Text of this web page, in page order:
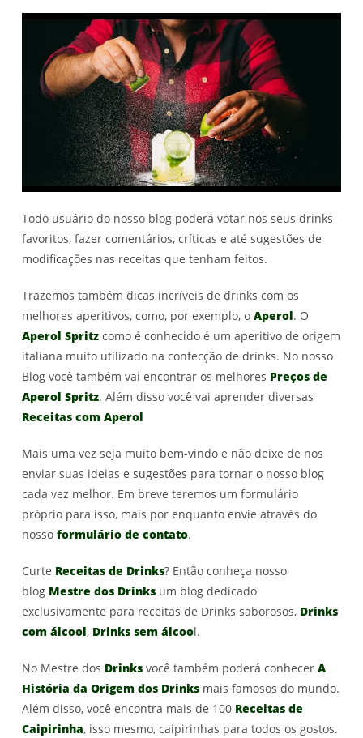
Todo usuário do nosso blog poderá votar nos seus drinks
favoritos, fazer comentários, críticas e até sugestões de
modificações nas receitas que tenham feitos.
Trazemos também dicas incríveis de drinks com os
melhores aperitivos, como, por exemplo, oAperol. O
Aperol Spritz como é conhecido é um aperitivo de origem
italiana muito utilizado na confecção de drinks. No nosso
Blog você também vai encontrar os melhores Preços de
Aperol Spritz. Além disso você vai aprender diversas
Receitas com Aperol
Mais uma vez seja muito bem-vindo e não deixe de nos
enviar suas ideias e sugestões para tornar o nosso blog
cada vez melhor. Em breve teremos um formulário
próprio para isso, mais por enquanto envie através do
nossoformulário de contato.
Curte Receitas de Drinks? Então conheça nosso
blog Mestre dos Drinks um blog dedicado
exclusivamente para receitas de Drinks saborosos, Drinks
com álcool, Drinks sem álcool.
No Mestre dos Drinks você também poderá conhecerA
História da Origem dos Drinks mais famosos do mundo.
Além disso, você encontra mais de 100 Receitas de
Caipirinha, isso mesmo, caipirinhas para todos os gostos.